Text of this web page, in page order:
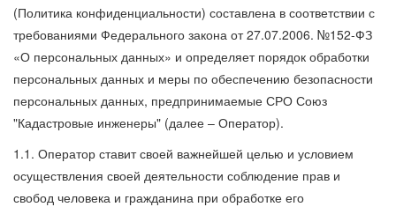
(Политика конфиденциальности) составлена в соответствии с
требованиями Федерального закона от 27.07.2006. №152-ФЗ
«О персональных данных» и определяет порядок обработки
персональных данных и меры по обеспечению безопасности
персональных данных, предпринимаемые СРО Союз
"Кадастровые инженеры" (далее – Оператор).
1.1. Оператор ставит своей важнейшей целью и условием
осуществления своей деятельности соблюдение прав и
свобод человека и гражданина при обработке его